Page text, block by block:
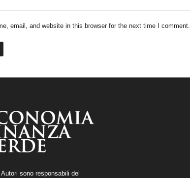
email, and website in this browser for the next time I comment.
sono responsabili del